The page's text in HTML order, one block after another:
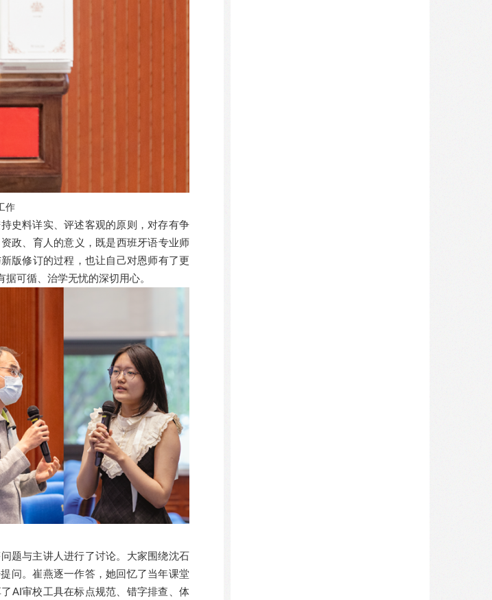
作
史料详实、评述客观的原则，对存有争
政、育人的意义，既是西班牙语专业师
版修订的过程，也让自己对恩师有了更
可循、治学无忧的深切用心。
题与主讲人进行了讨论。大家围绕沈石
问。崔燕逐一作答，她回忆了当年课堂
AI审校工具在标点规范、错字排查、体